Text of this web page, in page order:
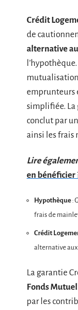
Crédit
de
alternative
emprunteurs
simplifiée. La
conclut par
ainsi les frais
Lire
en bénéficier
Hypothèque :
frais de
Crédit
alternative aux
La garantie
Fonds
par les